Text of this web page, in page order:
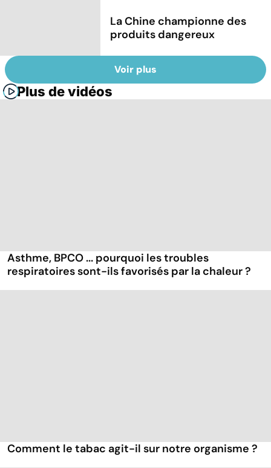
La Chine championne des
produits dangereux
Voir plus
Plus de vidéos
Asthme, BPCO ... pourquoi les troubles
respiratoires sont-ils favorisés par la chaleur ?
Comment le tabac agit-il sur notre organisme ?